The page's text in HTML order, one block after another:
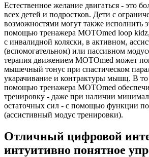
Естественное желание двигаться - это
всех детей и подростков. Дети с
возможностями могут также исполнить
помощью тренажера MOTOmed loop kidz,
с инвалидной коляски, в активном,
(вспомогательном) или пассивном
терапия движением MOTOmed может
мышечный тонус при спастическом
укарачивание и контрактуры мышц. В
помощью тренажера MOTOmed
тренировку - даже при наличии
остаточных сил - с помощью функции
(ассистивный модус тренировки).
Отличный цифровой
интуитивно понятное